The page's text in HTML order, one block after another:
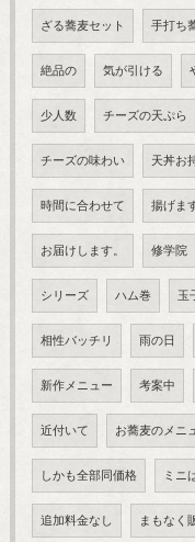
ざる蕎麦セット 手打ち
絶品の 気が引ける
少人数 チーズの天ぷら
チーズの味わい 天丼お
時間に合わせて 揚げま
お届けします。 修学院
シリーズ ハム巻 玉
相性バッチリ 雨の日
新作メニュー 考案中
近付いて お蕎麦のメニ
しかも全部同価格 ミニ
追加料金なし まもなく